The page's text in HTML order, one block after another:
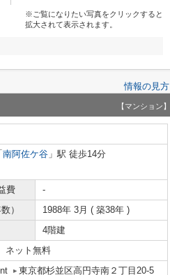
※ご覧になりたい写真をクリックすると
拡大されて表示されます。
情報の見方
【マンション】
南阿佐ケ谷 」駅 徒歩14分
費
-
）
1988年 3月 ( 築38年 )
4階建
ット無料
東京都杉並区高円寺南２丁目20-5